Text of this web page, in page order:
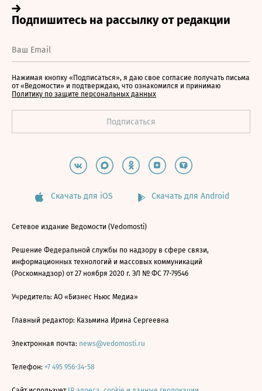
Нажимая кнопку «Подписаться», я даю свое согласие получать письма
от «Ведомости» и подтверждаю, что ознакомился и принимаю
Политику по защите персональных данных
Скачать для iOS Скачать для Android
Сетевое издание Ведомости (Vedomosti)
Решение Федеральной службы по надзору в сфере связи,
информационных технологий и массовых коммуникаций
(Роскомнадзор) от 27 ноября 2020 г. ЭЛ № ФС 77-79546
Учредитель: АО «Бизнес Ньюс Медиа»
Главный редактор: Казьмина Ирина Сергеевна
Электронная почта: news@vedomosti.ru
Телефон: +7 495 956-34-58